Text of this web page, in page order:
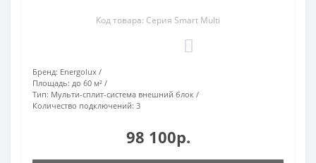
Код товара: Серия Smart Multi
Бренд: Energolux
Площадь: до 60 м²
Тип: Мульти-сплит-система внешний блок
Количество подключений: 3
98 100р.